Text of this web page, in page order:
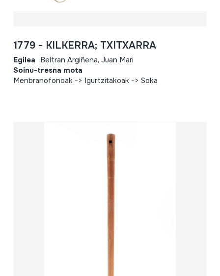
1779 - KILKERRA; TXITXARRA
Egilea Beltran Argiñena, Juan Mari
Soinu-tresna mota
Menbranofonoak -> Igurtzitakoak -> Soka